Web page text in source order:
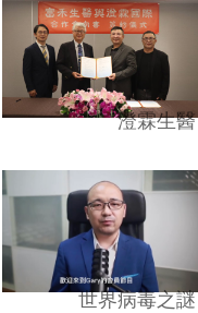
澄霖生醫
世界病毒之謎